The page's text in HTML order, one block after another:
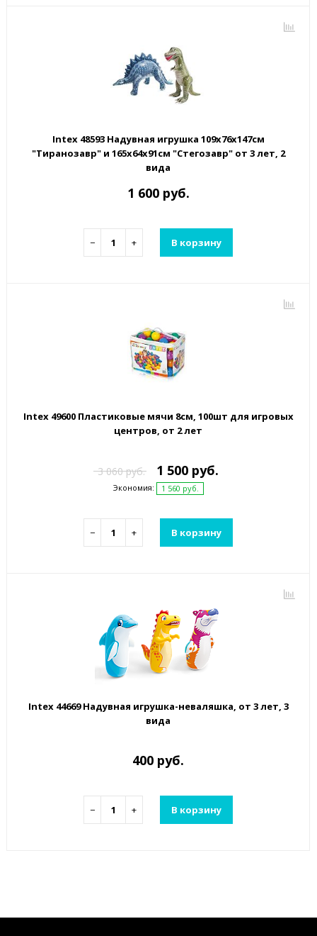
Intex 48593 Надувная игрушка 109х76х147см
"Тиранозавр" и 165х64х91см "Стегозавр" от 3 лет, 2
вида
1 600 руб.
− + В корзину
Intex 49600 Пластиковые мячи 8см, 100шт для игровых
центров, от 2 лет
3 060 руб. 1 500 руб.
Экономия: 1 560 руб.
− + В корзину
Intex 44669 Надувная игрушка-неваляшка, от 3 лет, 3
вида
400 руб.
− + В корзину